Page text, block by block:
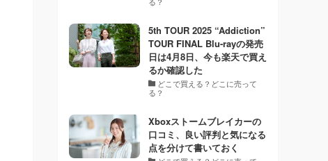
5th TOUR 2025 “Addiction”
TOUR FINAL Blu-rayの発売
日は4月8日、今も楽天で買え
るか確認した
どこで買える？どこに売って
る？
Xboxストームブレイカーの
口コミ、良い評判と気になる
点を分けて書いておく